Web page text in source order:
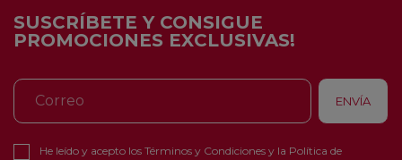
SUSCRÍBETE Y CONSIGUE
PROMOCIONES EXCLUSIVAS!
He leído y acepto los Términos y Condiciones y la Política de